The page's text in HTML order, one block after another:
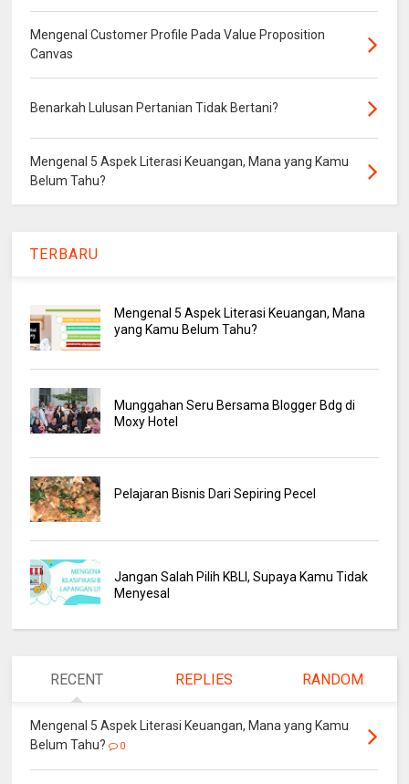
Mengenal Customer Profile Pada Value Proposition
Canvas
Benarkah Lulusan Pertanian Tidak Bertani?
Mengenal 5 Aspek Literasi Keuangan, Mana yang Kamu
Belum Tahu?
TERBARU
Mengenal 5 Aspek Literasi Keuangan, Mana
yang Kamu Belum Tahu?
Munggahan Seru Bersama Blogger Bdg di
Moxy Hotel
Pelajaran Bisnis Dari Sepiring Pecel
Jangan Salah Pilih KBLI, Supaya Kamu Tidak
Menyesal
RECENT REPLIES RANDOM
Mengenal 5 Aspek Literasi Keuangan, Mana yang Kamu
Belum Tahu?
0